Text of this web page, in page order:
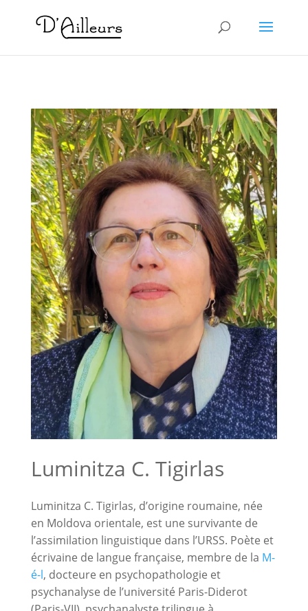
Luminitza C. Tigirlas
Luminitza C. Tigirlas, d’origine roumaine, née
en Moldova orientale, est une survivante de
l’assimilation linguistique dans l’URSS. Poète et
écrivaine de langue française, membre de la M-
é-l, docteure en psychopathologie et
psychanalyse de l’université Paris-Diderot